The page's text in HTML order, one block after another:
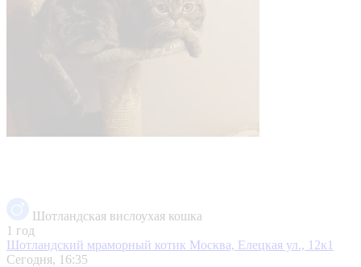
Шотландская вислоухая кошка
1 год
Шотландский мраморный котик Москва, Елецкая ул., 12к1
Сегодня, 16:35